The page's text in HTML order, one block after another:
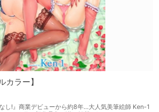
ラー】
し!』商業デビューから約8年…大人気美筆絵師 Ken-1